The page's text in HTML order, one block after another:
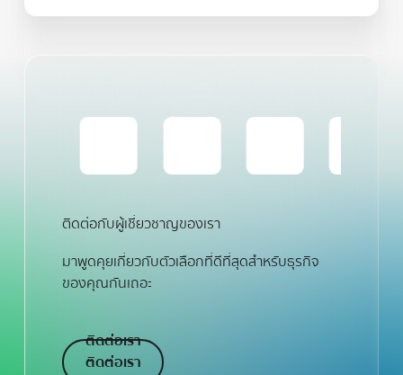
ติดต่อกับผู้เชี่ยวชาญของเรา
มาพูดคุยเกี่ยวกับตัวเลือกที่ดีที่สุดสำหรับธุรกิจ
ของคุณกันเถอะ
ติดต่อเรา
ติดต่อเรา
ติดต่อเรา